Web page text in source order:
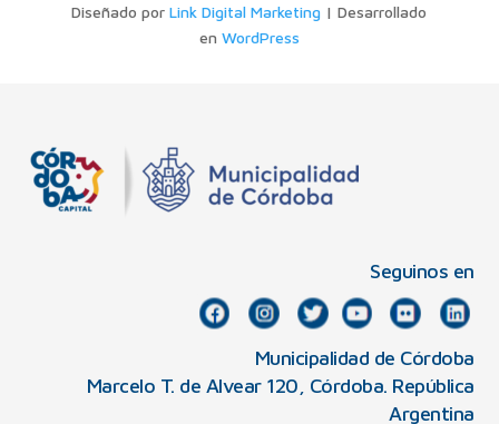
Diseñado porLink Digital Marketing | Desarrollado
en WordPress
Seguinos en
Municipalidad de Córdoba
Marcelo T. de Alvear 120, Córdoba. República
Argentina